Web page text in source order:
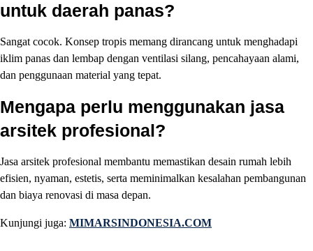
untuk daerah panas?
Sangat cocok. Konsep tropis memang dirancang untuk menghadapi
iklim panas dan lembap dengan ventilasi silang, pencahayaan alami,
dan penggunaan material yang tepat.
Mengapa perlu menggunakan jasa
arsitek profesional?
Jasa arsitek profesional membantu memastikan desain rumah lebih
efisien, nyaman, estetis, serta meminimalkan kesalahan pembangunan
dan biaya renovasi di masa depan.
Kunjungi juga: MIMARSINDONESIA.COM